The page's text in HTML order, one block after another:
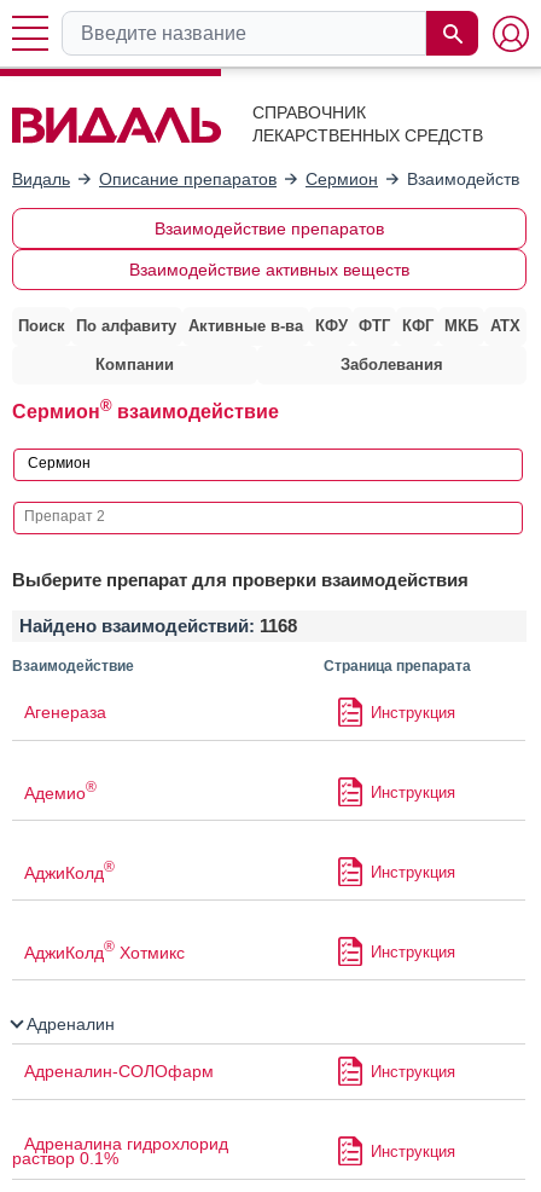
СПРАВОЧНИК
ЛЕКАРСТВЕННЫХ СРЕДСТВ
Видаль Описание препаратов Сермион
Взаимодействие препаратов
Взаимодействие активных веществ
Поиск По алфавиту Активные в-ва КФУ ФТГ КФГ МКБ АТХ
Компании Заболевания
Сермион® взаимодействие
Выберите препарат для проверки взаимодействия
Найдено взаимодействий: 1168
Взаимодействие Страница препарата
Агенераза Инструкция
Адемио® Инструкция
АджиКолд® Инструкция
АджиКолд® Хотмикс Инструкция
Адреналин
Адреналин-СОЛОфарм Инструкция
Адреналина гидрохлорид
раствор 0.1% Инструкция